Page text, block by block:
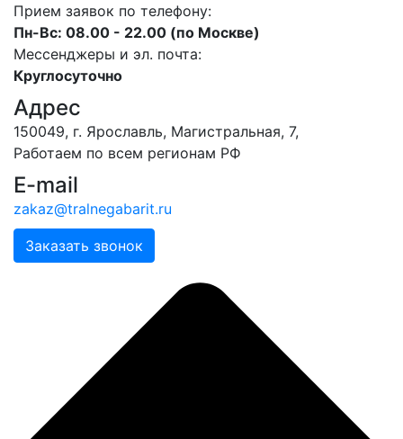
Прием заявок по телефону:
Пн-Вс: 08.00 - 22.00 (по Москве)
Мессенджеры и эл. почта:
Круглосуточно
Адрес
150049, г. Ярославль, ​Магистральная, 7,
Работаем по всем регионам РФ
E-mail
zakaz@tralnegabarit.ru
Заказать звонок